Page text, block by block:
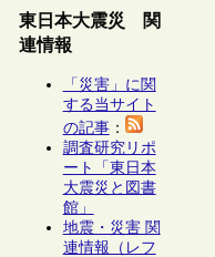
東日本大震災 関
連情報
「災害」に関
する当サイト
の記事：
調査研究リポ
ート「東日本
大震災と図書
館」
地震・災害 関
連情報（レフ